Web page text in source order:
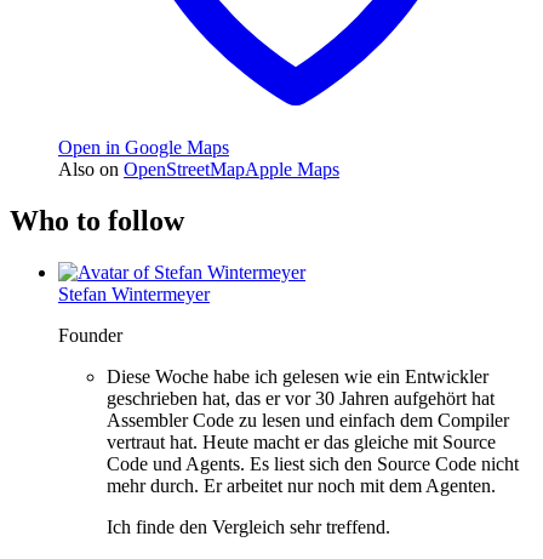
Open in Google Maps
Also on OpenStreetMapApple Maps
Who to follow
Stefan Wintermeyer
Founder
Diese Woche habe ich gelesen wie ein Entwickler
geschrieben hat, das er vor 30 Jahren aufgehört hat
Assembler Code zu lesen und einfach dem Compiler
vertraut hat. Heute macht er das gleiche mit Source
Code und Agents. Es liest sich den Source Code nicht
mehr durch. Er arbeitet nur noch mit dem Agenten.
Ich finde den Vergleich sehr treffend.